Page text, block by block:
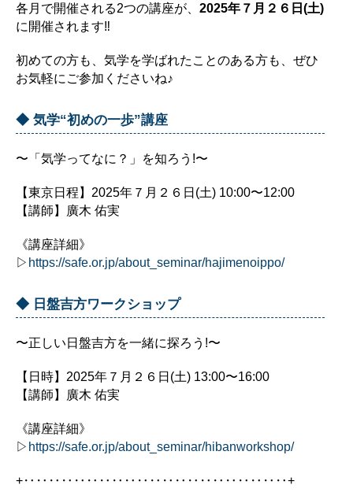
各月で開催される2つの講座が、 2025年７月２６日(土)
に開催されます‼︎
初めての方も、気学を学ばれたことのある方も、ぜひ
お気軽にご参加くださいね♪
◆ 気学“初めの一歩”講座
〜「気学ってなに？」を知ろう!〜
【東京日程】2025年７月２６日(土) 10:00〜12:00
【講師】廣木 佑実
《講座詳細》
▷ https://safe.or.jp/about_seminar/hajimenoippo/
◆ 日盤吉方ワークショップ
〜正しい日盤吉方を一緒に探ろう!〜
【日時】2025年７月２６日(土) 13:00〜16:00
【講師】廣木 佑実
《講座詳細》
▷ https://safe.or.jp/about_seminar/hibanworkshop/
+‥‥‥‥‥‥‥‥‥‥‥‥‥‥‥‥‥‥‥‥‥+